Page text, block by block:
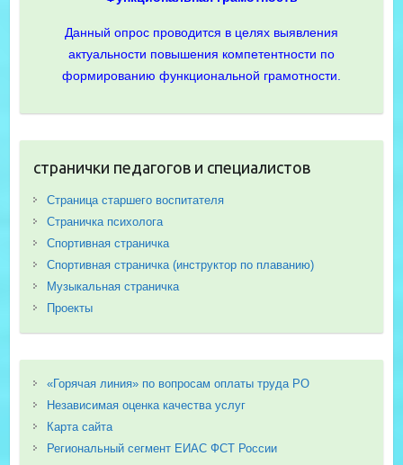
Данный опрос проводится в целях выявления
актуальности повышения компетентности по
формированию функциональной грамотности.
странички педагогов и специалистов
Страница старшего воспитателя
Страничка психолога
Спортивная страничка
Спортивная страничка (инструктор по плаванию)
Музыкальная страничка
Проекты
«Горячая линия» по вопросам оплаты труда РО
Независимая оценка качества услуг
Карта сайта
Региональный сегмент ЕИАС ФСТ России